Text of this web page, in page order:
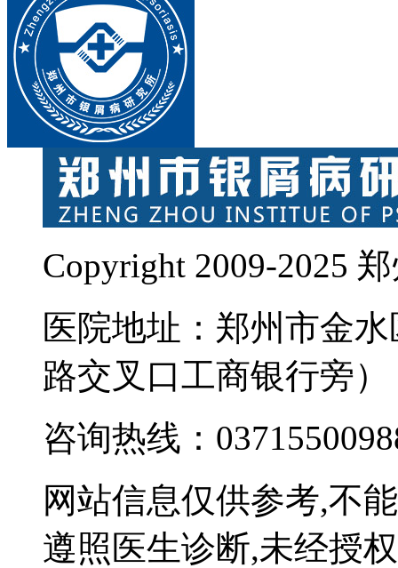
Copyright 2009-2025
医院地址：郑州市金
路交叉口工商银行旁）
咨询热线：
网站信息仅供参考,不
遵照医生诊断,未经授